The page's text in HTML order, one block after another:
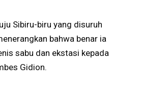
Sibiru-biru yang disuruh
bahwa benar ia
sabu dan ekstasi kepada
Gidion.